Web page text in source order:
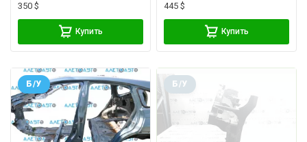
350 $
Купить
445 $
Купить
Б/У Б/У